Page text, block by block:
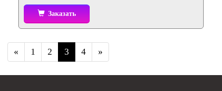
Заказать
« 1 2 3 4 »